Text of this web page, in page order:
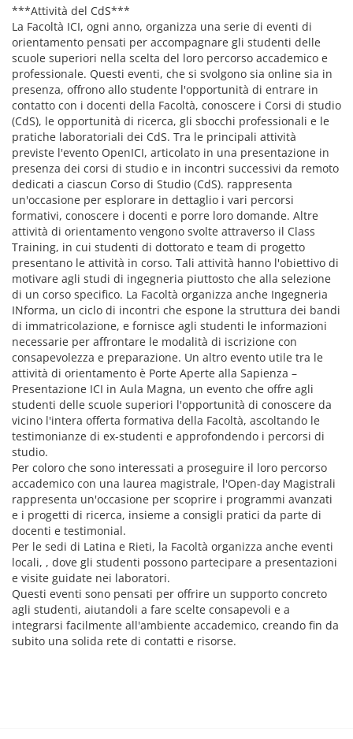
***Attività del CdS***
La Facoltà ICI, ogni anno, organizza una serie di eventi di
orientamento pensati per accompagnare gli studenti delle
scuole superiori nella scelta del loro percorso accademico e
professionale. Questi eventi, che si svolgono sia online sia in
presenza, offrono allo studente l'opportunità di entrare in
contatto con i docenti della Facoltà, conoscere i Corsi di studio
(CdS), le opportunità di ricerca, gli sbocchi professionali e le
pratiche laboratoriali dei CdS. Tra le principali attività
previste l'evento OpenICI, articolato in una presentazione in
presenza dei corsi di studio e in incontri successivi da remoto
dedicati a ciascun Corso di Studio (CdS). rappresenta
un'occasione per esplorare in dettaglio i vari percorsi
formativi, conoscere i docenti e porre loro domande. Altre
attività di orientamento vengono svolte attraverso il Class
Training, in cui studenti di dottorato e team di progetto
presentano le attività in corso. Tali attività hanno l'obiettivo di
motivare agli studi di ingegneria piuttosto che alla selezione
di un corso specifico. La Facoltà organizza anche Ingegneria
INforma, un ciclo di incontri che espone la struttura dei bandi
di immatricolazione, e fornisce agli studenti le informazioni
necessarie per affrontare le modalità di iscrizione con
consapevolezza e preparazione. Un altro evento utile tra le
attività di orientamento è Porte Aperte alla Sapienza –
Presentazione ICI in Aula Magna, un evento che offre agli
studenti delle scuole superiori l'opportunità di conoscere da
vicino l'intera offerta formativa della Facoltà, ascoltando le
testimonianze di ex-studenti e approfondendo i percorsi di
studio.
Per coloro che sono interessati a proseguire il loro percorso
accademico con una laurea magistrale, l'Open-day Magistrali
rappresenta un'occasione per scoprire i programmi avanzati
e i progetti di ricerca, insieme a consigli pratici da parte di
docenti e testimonial.
Per le sedi di Latina e Rieti, la Facoltà organizza anche eventi
locali, , dove gli studenti possono partecipare a presentazioni
e visite guidate nei laboratori.
Questi eventi sono pensati per offrire un supporto concreto
agli studenti, aiutandoli a fare scelte consapevoli e a
integrarsi facilmente all'ambiente accademico, creando fin da
subito una solida rete di contatti e risorse.